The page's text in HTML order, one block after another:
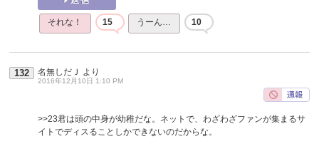
それな！ 15 うーん… 10
132 名無しだＪ より
2016年12月10日 1:10 PM
>>23君は頭の中身が幼稚だな。ネットで、わざわざファンが集まるサ
イトでディスることしかできないのだからな。